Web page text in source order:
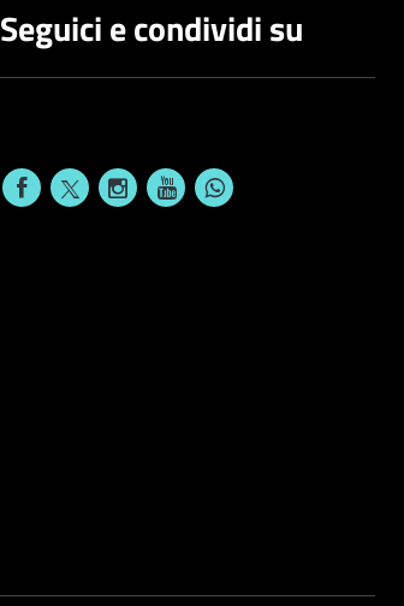
Seguici e condividi su